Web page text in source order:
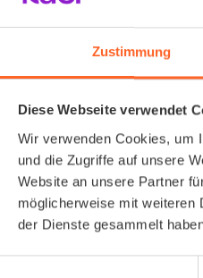
Zustimmung
Diese Webseite verwendet
Wir verwenden Cookies, um
und die Zugriffe auf unsere
Website an unsere Partner
möglicherweise mit weiteren
der Dienste gesammelt